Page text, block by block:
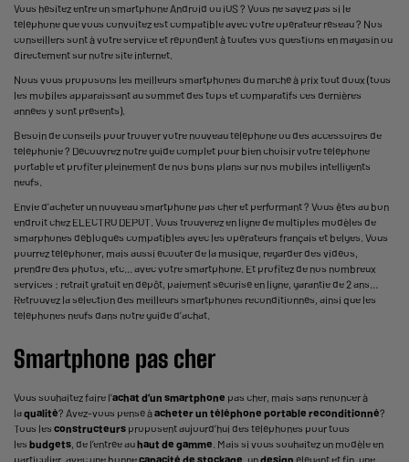
Vous hésitez entre un smartphone Android ou iOS ? Vous ne savez pas si le
téléphone que vous convoitez est compatible avec votre opérateur réseau ? Nos
conseillers sont à votre service et répondent à toutes vos questions en magasin ou
directement sur notre site internet.
Nous vous proposons les meilleurs smartphones du marché à prix tout doux (tous
les mobiles apparaissant au sommet des tops et comparatifs ces dernières
années y sont présents).
Besoin de conseils pour trouver votre nouveau téléphone ou des accessoires de
téléphonie ? Découvrez notre guide complet pour bien choisir votre téléphone
portable et profiter pleinement de nos bons plans sur nos mobiles intelligents
neufs.
Envie d'acheter un nouveau smartphone pas cher et performant ? Vous êtes au bon
endroit chez ELECTRO DEPOT. Vous trouverez en ligne de multiples modèles de
smarphones débloqués compatibles avec les opérateurs français et belges. Vous
pourrez téléphoner, mais aussi écouter de la musique, regarder des vidéos,
prendre des photos, etc... avec votre smartphone. Et profitez de nos nombreux
services : retrait gratuit en dépôt, paiement sécurisé en ligne, garantie de 2 ans…
Retrouvez la sélection des meilleurs smartphones reconditionnés, ainsi que les
téléphones neufs dans notre guide d’achat.
Smartphone pas cher
Vous souhaitez faire l’achat d’un smartphone pas cher, mais sans renoncer à
laqualité? Avez-vous pensé àacheter un téléphone portable reconditionné?
Tous les constructeurs proposent aujourd’hui des téléphones pour tous
les budgets, de l’entrée auhaut de gamme. Mais si vous souhaitez un modèle en
particulier, avec une bonnecapacité de stockage, undesign élégant et fin, une